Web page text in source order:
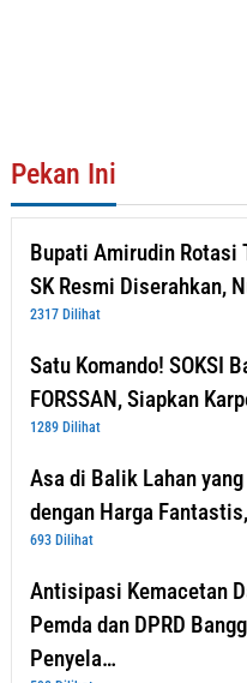
Pekan Ini
Bupati Amirudin Rotasi
SK Resmi Diserahkan,
2317 Dilihat
Satu Komando! SOKSI
FORSSAN, Siapkan
1289 Dilihat
Asa di Balik Lahan
dengan Harga
693 Dilihat
Antisipasi Kemacetan
Pemda dan DPRD
Penyela…